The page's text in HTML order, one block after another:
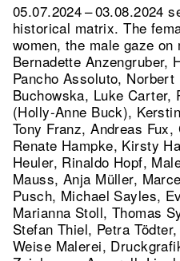
05.07.2024 – 03.08.2024
historical matrix. The
women, the male gaze on
Bernadette Anzengruber,
Pancho Assoluto,
Buchowska, Luke Carter,
(Holly-Anne Buck),
Tony Franz, Andreas
Renate Hampke, Kirsty
Heuler, Rinaldo Hopf,
Mauss, Anja Müller,
Pusch, Michael Sayles,
Marianna Stoll, Thomas
Stefan Thiel, Petra
Weise Malerei,